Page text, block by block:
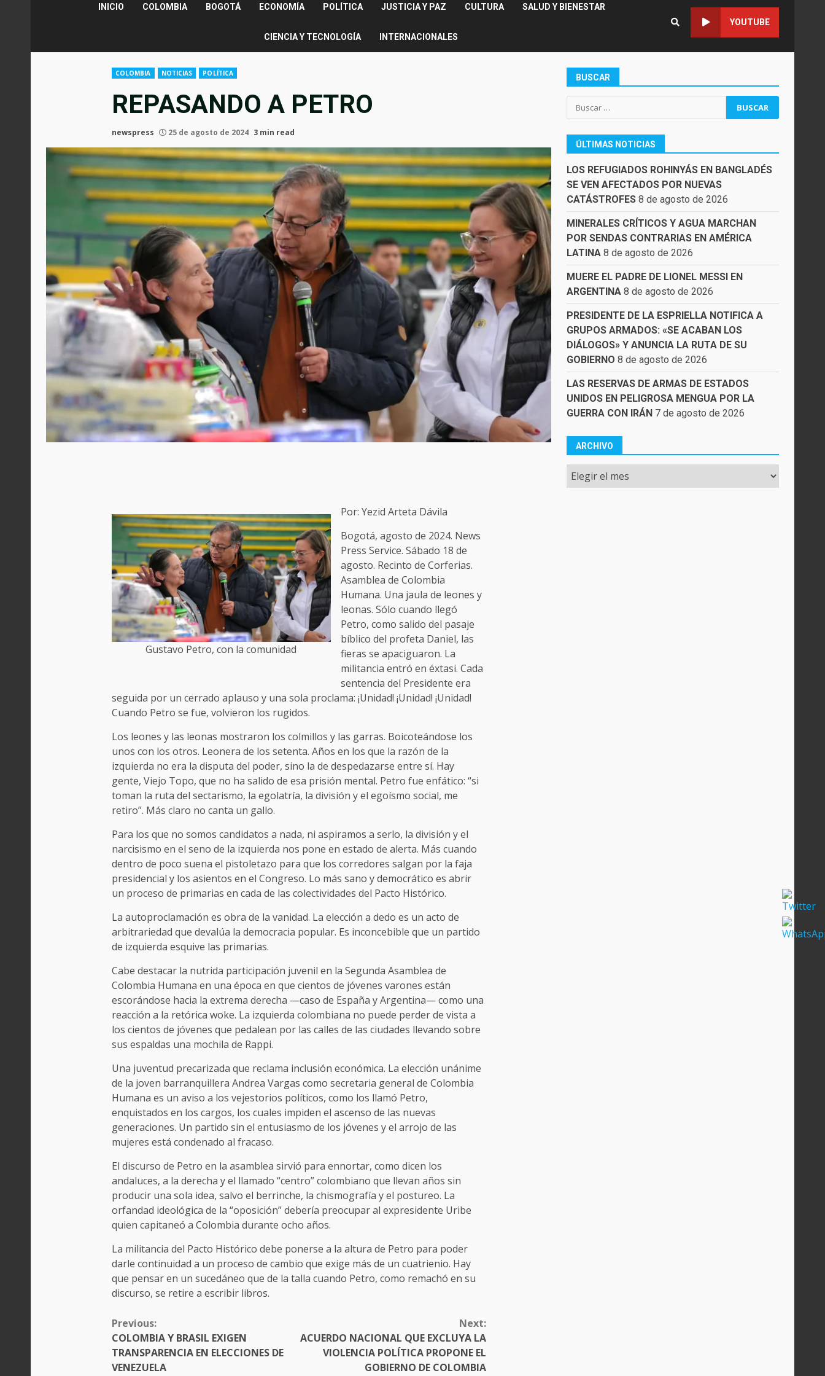
INICIO COLOMBIA BOGOTÁ ECONOMÍA POLÍTICA JUSTICIA Y PAZ CULTURA SALUD Y BIENESTAR
CIENCIA Y TECNOLOGÍA INTERNACIONALES
YOUTUBE
COLOMBIA NOTICIAS POLÍTICA
REPASANDO A PETRO
newspress 25 de agosto de 2024 3 min read
Gustavo Petro, con la comunidad
Por: Yezid Arteta Dávila
Bogotá, agosto de 2024. News
Press Service. Sábado 18 de
agosto. Recinto de Corferias.
Asamblea de Colombia
Humana. Una jaula de leones y
leonas. Sólo cuando llegó
Petro, como salido del pasaje
bíblico del profeta Daniel, las
fieras se apaciguaron. La
militancia entró en éxtasi. Cada
sentencia del Presidente era
seguida por un cerrado aplauso y una sola proclama: ¡Unidad! ¡Unidad! ¡Unidad!
Cuando Petro se fue, volvieron los rugidos.
Los leones y las leonas mostraron los colmillos y las garras. Boicoteándose los
unos con los otros. Leonera de los setenta. Años en los que la razón de la
izquierda no era la disputa del poder, sino la de despedazarse entre sí. Hay
gente, Viejo Topo, que no ha salido de esa prisión mental. Petro fue enfático: “si
toman la ruta del sectarismo, la egolatría, la división y el egoísmo social, me
retiro”. Más claro no canta un gallo.
Para los que no somos candidatos a nada, ni aspiramos a serlo, la división y el
narcisismo en el seno de la izquierda nos pone en estado de alerta. Más cuando
dentro de poco suena el pistoletazo para que los corredores salgan por la faja
presidencial y los asientos en el Congreso. Lo más sano y democrático es abrir
un proceso de primarias en cada de las colectividades del Pacto Histórico.
La autoproclamación es obra de la vanidad. La elección a dedo es un acto de
arbitrariedad que devalúa la democracia popular. Es inconcebible que un partido
de izquierda esquive las primarias.
Cabe destacar la nutrida participación juvenil en la Segunda Asamblea de
Colombia Humana en una época en que cientos de jóvenes varones están
escorándose hacia la extrema derecha —caso de España y Argentina— como una
reacción a la retórica woke. La izquierda colombiana no puede perder de vista a
los cientos de jóvenes que pedalean por las calles de las ciudades llevando sobre
sus espaldas una mochila de Rappi.
Una juventud precarizada que reclama inclusión económica. La elección unánime
de la joven barranquillera Andrea Vargas como secretaria general de Colombia
Humana es un aviso a los vejestorios políticos, como los llamó Petro,
enquistados en los cargos, los cuales impiden el ascenso de las nuevas
generaciones. Un partido sin el entusiasmo de los jóvenes y el arrojo de las
mujeres está condenado al fracaso.
El discurso de Petro en la asamblea sirvió para ennortar, como dicen los
andaluces, a la derecha y el llamado “centro” colombiano que llevan años sin
producir una sola idea, salvo el berrinche, la chismografía y el postureo. La
orfandad ideológica de la “oposición” debería preocupar al expresidente Uribe
quien capitaneó a Colombia durante ocho años.
La militancia del Pacto Histórico debe ponerse a la altura de Petro para poder
darle continuidad a un proceso de cambio que exige más de un cuatrienio. Hay
que pensar en un sucedáneo que de la talla cuando Petro, como remachó en su
discurso, se retire a escribir libros.
CONTINUE
READING
Previous:
COLOMBIA Y BRASIL EXIGEN
TRANSPARENCIA EN ELECCIONES DE
VENEZUELA
Next:
ACUERDO NACIONAL QUE EXCLUYA LA
VIOLENCIA POLÍTICA PROPONE EL
GOBIERNO DE COLOMBIA
BUSCAR
Buscar:
ÚLTIMAS NOTICIAS
LOS REFUGIADOS ROHINYÁS EN BANGLADÉS
SE VEN AFECTADOS POR NUEVAS
CATÁSTROFES 8 de agosto de 2026
MINERALES CRÍTICOS Y AGUA MARCHAN
POR SENDAS CONTRARIAS EN AMÉRICA
LATINA 8 de agosto de 2026
MUERE EL PADRE DE LIONEL MESSI EN
ARGENTINA 8 de agosto de 2026
PRESIDENTE DE LA ESPRIELLA NOTIFICA A
GRUPOS ARMADOS: «SE ACABAN LOS
DIÁLOGOS» Y ANUNCIA LA RUTA DE SU
GOBIERNO 8 de agosto de 2026
LAS RESERVAS DE ARMAS DE ESTADOS
UNIDOS EN PELIGROSA MENGUA POR LA
GUERRA CON IRÁN 7 de agosto de 2026
ARCHIVO
Archivo